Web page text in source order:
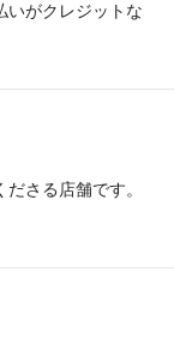
がクレジットな
さる店舗です。